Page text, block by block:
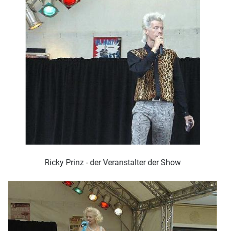
Ricky Prinz - der Veranstalter der Show